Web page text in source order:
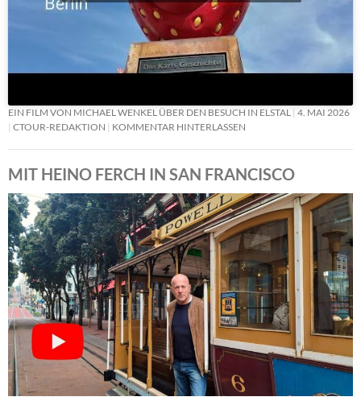
EIN FILM VON MICHAEL WENKEL ÜBER DEN BESUCH IN ELSTAL
4. MAI 2026
CTOUR-REDAKTION
KOMMENTAR HINTERLASSEN
MIT HEINO FERCH IN SAN FRANCISCO